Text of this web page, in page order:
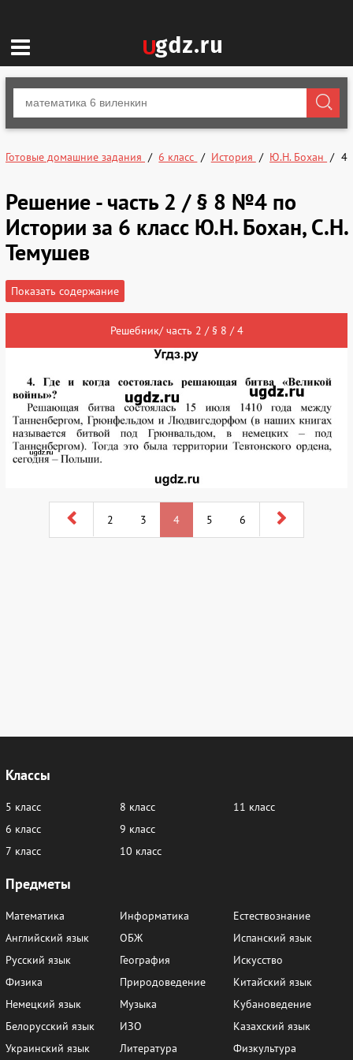
Готовые домашние задания 6 класс История Ю.Н. Бохан 4
Решение - часть 2 / § 8 №4 по
Истории за 6 класс Ю.Н. Бохан, С.Н.
Темушев
Показать содержание
Решебник/ часть 2 / § 8 / 4
2 3 4 5 6
Классы
5 класс
6 класс
7 класс
8 класс
9 класс
10 класс
11 класс
Предметы
Математика
Английский язык
Русский язык
Физика
Немецкий язык
Белорусский язык
Украинский язык
Информатика
ОБЖ
География
Природоведение
Музыка
ИЗО
Литература
Естествознание
Испанский язык
Искусство
Китайский язык
Кубановедение
Казахский язык
Физкультура